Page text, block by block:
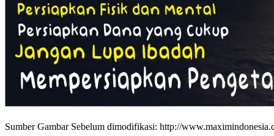
Sumber Gambar Sebelum dimodifikasi: http://